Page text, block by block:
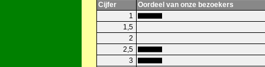
Cijfer
Oordeel van onze bezoekers
1
1,5
2
2,5
3